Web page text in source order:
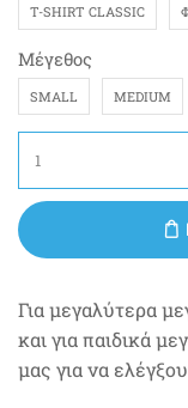
T-SHIRT CLASSIC
Μέγεθος
SMALL MEDIUM
Για μεγαλύτερα
και για παιδικά
μας για να